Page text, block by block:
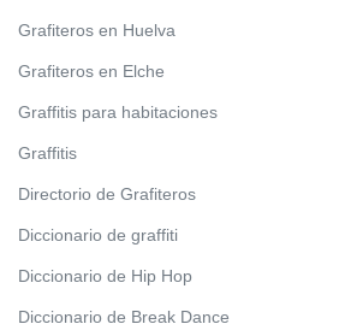
Grafiteros en Huelva
Grafiteros en Elche
Graffitis para habitaciones
Graffitis
Directorio de Grafiteros
Diccionario de graffiti
Diccionario de Hip Hop
Diccionario de Break Dance